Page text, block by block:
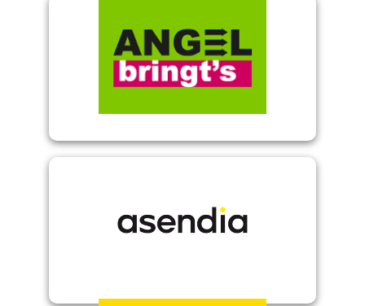
Angel Bringt's
Asendia